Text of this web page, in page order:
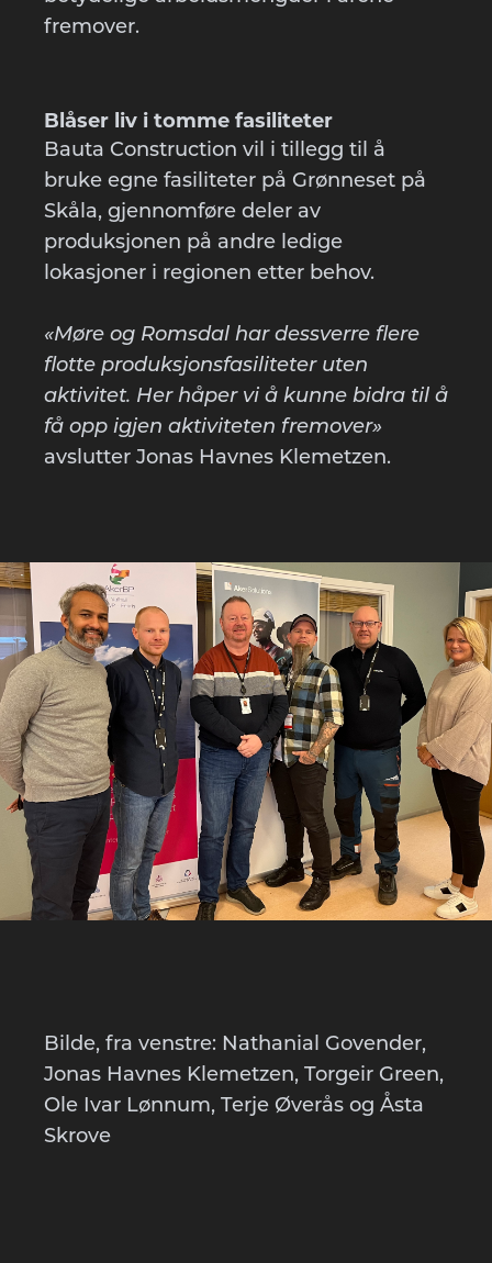
fremover.
Blåser liv i tomme fasiliteter
Bauta Construction vil i tillegg til å
bruke egne fasiliteter på Grønneset på
Skåla, gjennomføre deler av
produksjonen på andre ledige
lokasjoner i regionen etter behov.
«Møre og Romsdal har dessverre flere
flotte produksjonsfasiliteter uten
aktivitet. Her håper vi å kunne bidra til å
få opp igjen aktiviteten fremover»
avslutter Jonas Havnes Klemetzen.
Bilde, fra venstre: Nathanial Govender,
Jonas Havnes Klemetzen, Torgeir Green,
Ole Ivar Lønnum, Terje Øverås og Åsta
Skrove